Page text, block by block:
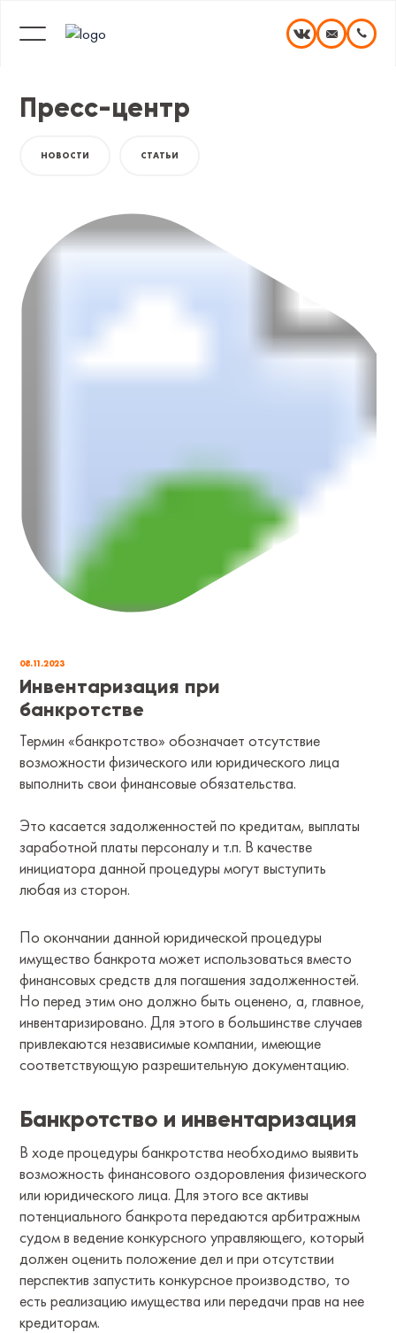
Пресс-центр
НОВОСТИ СТАТЬИ
08.11.2023
Инвентаризация при
банкротстве
Термин «банкротство» обозначает отсутствие
возможности физического или юридического лица
выполнить свои финансовые обязательства.
Это касается задолженностей по кредитам, выплаты
заработной платы персоналу и т.п. В качестве
инициатора данной процедуры могут выступить
любая из сторон.
По окончании данной юридической процедуры
имущество банкрота может использоваться вместо
финансовых средств для погашения задолженностей.
Но перед этим оно должно быть оценено, а, главное,
инвентаризировано. Для этого в большинстве случаев
привлекаются независимые компании, имеющие
соответствующую разрешительную документацию.
Банкротство и инвентаризация
В ходе процедуры банкротства необходимо выявить
возможность финансового оздоровления физического
или юридического лица. Для этого все активы
потенциального банкрота передаются арбитражным
судом в ведение конкурсного управляющего, который
должен оценить положение дел и при отсутствии
перспектив запустить конкурсное производство, то
есть реализацию имущества или передачи прав на нее
кредиторам.